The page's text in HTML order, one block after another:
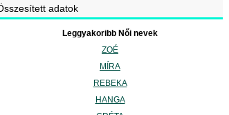
adatok
Leggyakoribb Női nevek
ZOÉ
MÍRA
REBEKA
HANGA